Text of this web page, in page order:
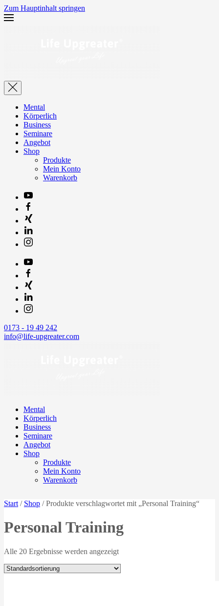
Zum Hauptinhalt springen
Mental
Körperlich
Business
Seminare
Angebot
Shop
Produkte
Mein Konto
Warenkorb
0173 - 19 49 242
info@life-upgreater.com
Mental
Körperlich
Business
Seminare
Angebot
Shop
Produkte
Mein Konto
Warenkorb
Start / Shop / Produkte verschlagwortet mit „Personal Training“
Personal Training
Alle 20 Ergebnisse werden angezeigt